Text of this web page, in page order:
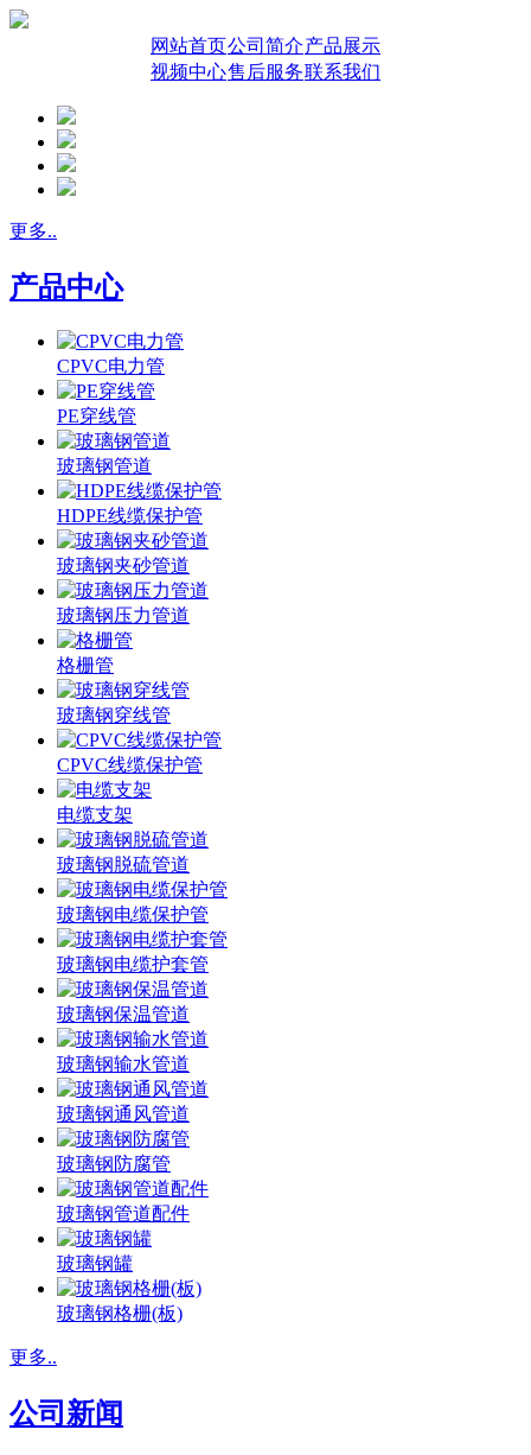
网站首页公司简介产品展示
视频中心售后服务联系我们
更多..
产品中心
CPVC电力管
PE穿线管
玻璃钢管道
HDPE线缆保护管
玻璃钢夹砂管道
玻璃钢压力管道
格栅管
玻璃钢穿线管
CPVC线缆保护管
电缆支架
玻璃钢脱硫管道
玻璃钢电缆保护管
玻璃钢电缆护套管
玻璃钢保温管道
玻璃钢输水管道
玻璃钢通风管道
玻璃钢防腐管
玻璃钢管道配件
玻璃钢罐
玻璃钢格栅(板)
更多..
公司新闻